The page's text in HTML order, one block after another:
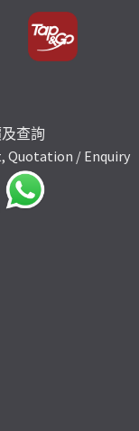
查詢
Quotation / Enquiry